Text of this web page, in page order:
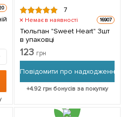
7
Немає в наявності 16907
Тюльпан "Sweet Heart" 3шт
в упаковці
123 грн
Повідомити про надходження
+4.92 грн бонусів за покупку